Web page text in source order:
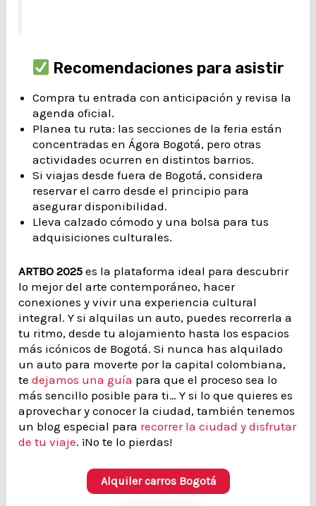
Recomendaciones para asistir
Compra tu entrada con anticipación y revisa la
agenda oficial.
Planea tu ruta: las secciones de la feria están
concentradas en Ágora Bogotá, pero otras
actividades ocurren en distintos barrios.
Si viajas desde fuera de Bogotá, considera
reservar el carro desde el principio para
asegurar disponibilidad.
Lleva calzado cómodo y una bolsa para tus
adquisiciones culturales.
ARTBO 2025 es la plataforma ideal para descubrir
lo mejor del arte contemporáneo, hacer
conexiones y vivir una experiencia cultural
integral. Y si alquilas un auto, puedes recorrerla a
tu ritmo, desde tu alojamiento hasta los espacios
más icónicos de Bogotá. Si nunca has alquilado
un auto para moverte por la capital colombiana,
tedejamos una guía para que el proceso sea lo
más sencillo posible para ti… Y si lo que quieres es
aprovechar y conocer la ciudad, también tenemos
un blog especial para recorrer la ciudad y disfrutar
de tu viaje. ¡No te lo pierdas!
Alquiler carros Bogotá